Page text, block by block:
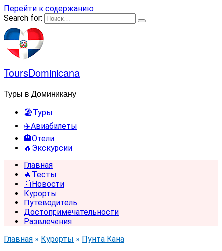
Перейти к содержанию
Search for:
ToursDominicana
Туры в Доминикану
🏖️Туры
✈️Авиабилеты
🏨Отели
🔥Экскурсии
Главная
🔥Тесты
📰Новости
Курорты
Путеводитель
Достопримечательности
Развлечения
Главная » Курорты » Пунта Кана